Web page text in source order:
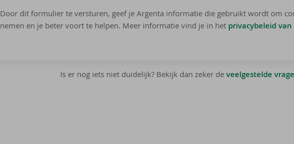
Door dit formulier te versturen, geef je Argenta informatie die gebruikt wordt om
nemen en je beter voort te helpen. Meer informatie vind je in het privacybeleid
Is er nog iets niet duidelijk? Bekijk dan zeker de veelgestelde